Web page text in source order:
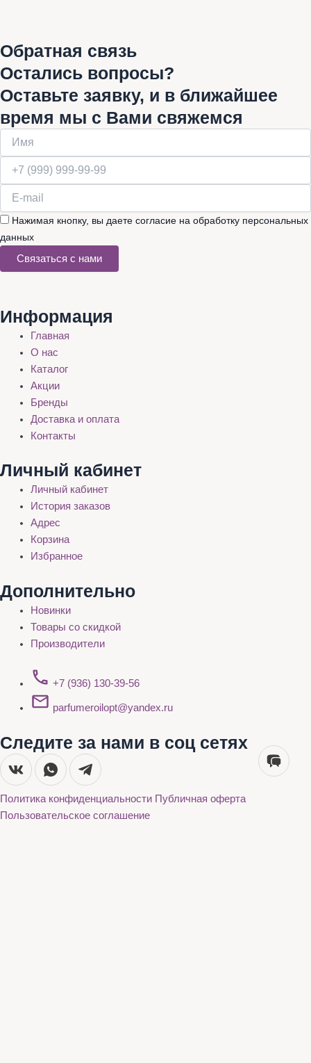
Обратная связь
Остались вопросы?
Оставьте заявку, и в ближайшее
время мы с Вами свяжемся
Нажимая кнопку, вы даете согласие на обработку персональных
данных
Связаться с нами
Информация
Главная
О нас
Каталог
Акции
Бренды
Доставка и оплата
Контакты
Личный кабинет
Личный кабинет
История заказов
Адрес
Корзина
Избранное
Дополнительно
Новинки
Товары со скидкой
Производители
+7 (936) 130-39-56
parfumeroilopt@yandex.ru
Следите за нами в соц сетях
Политика конфиденциальности Публичная оферта
Пользовательское соглашение